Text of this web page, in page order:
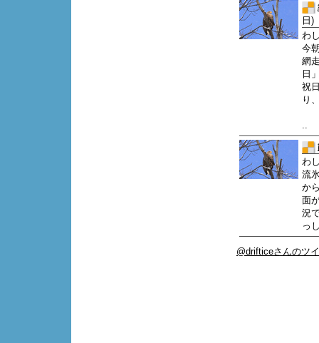
日)
わ
今
網
日
祝
り
わ
流
か
面
況
っ
@drifticeさんのツ